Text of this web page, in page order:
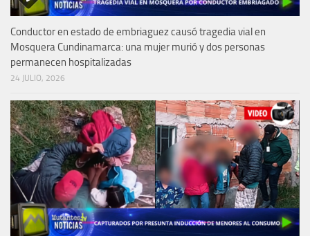
Conductor en estado de embriaguez causó tragedia vial en
Mosquera Cundinamarca: una mujer murió y dos personas
permanecen hospitalizadas
24 JULIO, 2026